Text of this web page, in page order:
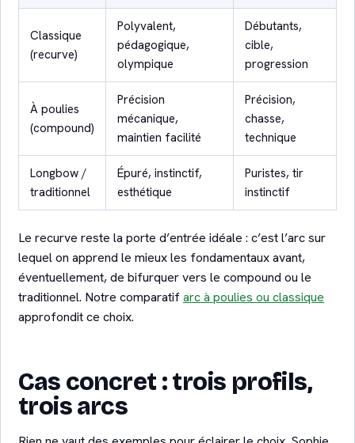
Classique
(recurve)
Polyvalent,
pédagogique,
olympique
Débutants,
cible,
progression
À poulies
(compound)
Précision
mécanique,
maintien facilité
Précision,
chasse,
technique
Longbow /
traditionnel
Épuré, instinctif,
esthétique
Puristes, tir
instinctif
Le recurve reste la porte d’entrée idéale : c’est l’arc sur
lequel on apprend le mieux les fondamentaux avant,
éventuellement, de bifurquer vers le compound ou le
traditionnel. Notre comparatifarc à poulies ou classique
approfondit ce choix.
Cas concret : trois profils,
trois arcs